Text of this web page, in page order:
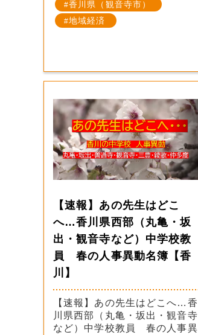
香川県（観音寺市）
地域経済
【速報】あの先生はどこ
へ…香川県西部（丸亀・坂
出・観音寺など）中学校教
員 春の人事異動名簿【香
川】
【速報】あの先生はどこへ…香
川県西部（丸亀・坂出・観音寺
など）中学校教員 春の人事異